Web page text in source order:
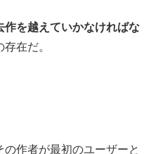
作を越えていかなければな
在だ。
作者が最初のユーザーと